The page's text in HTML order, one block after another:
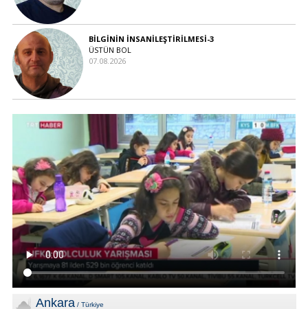
BİLGİNİN İNSANİLEŞTİRİLMESİ-3
ÜSTÜN BOL
07.08.2026